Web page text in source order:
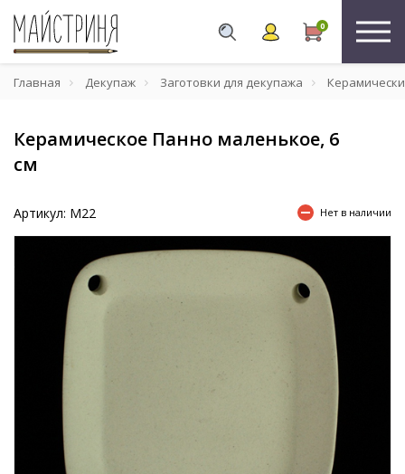
0
Главная Декупаж Заготовки для декупажа
Керамическое Панно маленькое, 6
см
Артикул: М22 Нет в наличии